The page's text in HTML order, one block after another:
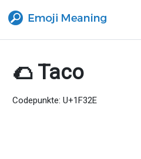
🌮 Taco
Codepunkte: U+1F32E